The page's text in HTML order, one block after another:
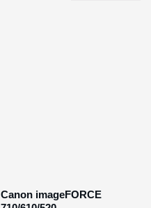
Canon imageFORCE